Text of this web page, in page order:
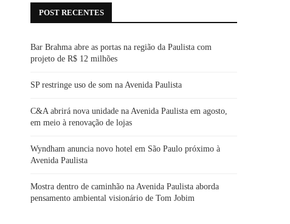
POST RECENTES
Bar Brahma abre as portas na região da Paulista com
projeto de R$ 12 milhões
SP restringe uso de som na Avenida Paulista
C&A abrirá nova unidade na Avenida Paulista em agosto,
em meio à renovação de lojas
Wyndham anuncia novo hotel em São Paulo próximo à
Avenida Paulista
Mostra dentro de caminhão na Avenida Paulista aborda
pensamento ambiental visionário de Tom Jobim